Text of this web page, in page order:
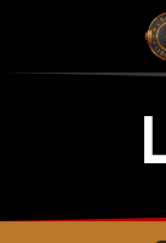
Se rendre au